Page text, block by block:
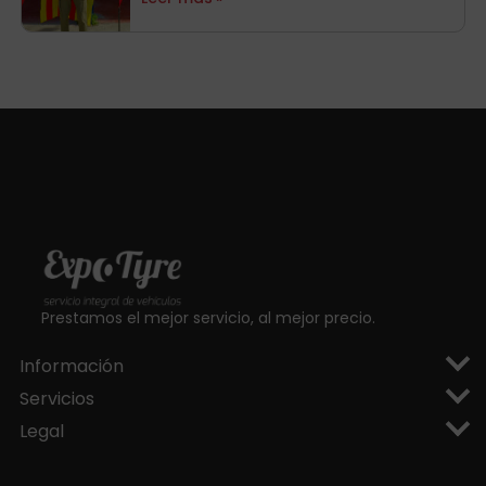
Prestamos el mejor servicio, al mejor precio.
Información
Servicios
Legal